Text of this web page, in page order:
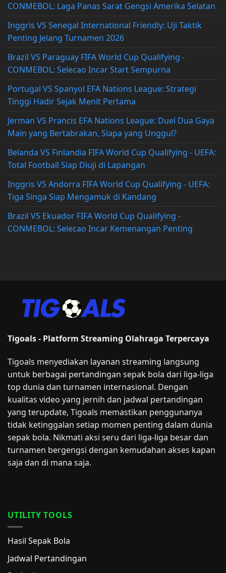
CONMEBOL: Laga Panas Sarat Gengsi Amerika Selatan
Inggris VS Senegal International Friendly: Uji Taktik
Penting Jelang Turnamen 2026
Brazil VS Paraguay FIFA World Cup Qualifying -
CONMEBOL: Selecao Incar Start Sempurna
Portugal VS Spanyol EFA Nations League: Strategi
Tinggi Hadir Sejak Menit Pertama
Jerman VS Prancis EFA Nations League: Duel Dua Gaya
Main yang Bertabrakan, Siapa yang Unggul?
Belanda VS Finlandia FIFA World Cup Qualifying - UEFA:
Total Football Siap Diuji di Lapangan
Inggris VS Andorra FIFA World Cup Qualifying - UEFA:
Tiga Singa Siap Mengamuk di Kandang
Brazil VS Ekuador FIFA World Cup Qualifying -
CONMEBOL: Selecao Incar Kemenangan Penting
Tigoals - Platform Streaming Olahraga Terpercaya
Tigoals menyediakan layanan streaming langsung
untuk berbagai pertandingan sepak bola dari liga-liga
top dunia dan turnamen internasional. Dengan
kualitas video yang jernih dan jadwal pertandingan
yang terupdate, Tigoals memastikan penggunanya
tidak ketinggalan setiap momen penting dalam dunia
sepak bola. Nikmati aksi seru dari liga-liga besar dan
turnamen bergengsi dengan kemudahan akses kapan
saja dan di mana saja.
UTILITY TOOLS
Hasil Sepak Bola
Jadwal Pertandingan